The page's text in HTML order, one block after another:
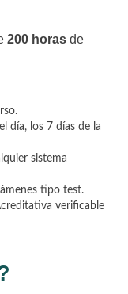
200 horas de
día, los 7 días de la
sistema
tipo test.
verificable